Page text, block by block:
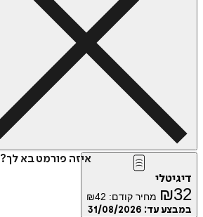
איזה פורמט בא לך?
דיגיטלי
₪32 מחיר קודם: ₪42
במבצע עד: 31/08/2026